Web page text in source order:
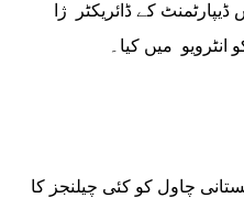
کے ڈائریکٹر ژا
میں کیا۔
چاول کو کئی چیلنجز کا